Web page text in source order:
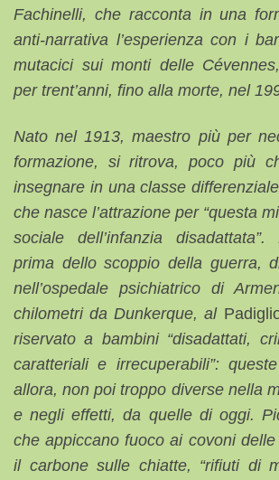
Fachinelli, che racconta in una
anti-narrativa l’esperienza con i
mutacici sui monti delle
per trent’anni, fino alla morte, nel
Nato nel 1913, maestro più per
formazione, si ritrova, poco più
insegnare in una classe
che nasce l’attrazione per “questa
sociale dell’infanzia
prima dello scoppio della guerra,
nell’ospedale psichiatrico di
chilometri da Dunkerque, al
riservato a bambini “disadattati,
caratteriali e irrecuperabili”:
allora, non poi troppo diverse nella
e negli effetti, da quelle di oggi.
che appiccano fuoco ai covoni
il carbone sulle chiatte, “rifiuti di